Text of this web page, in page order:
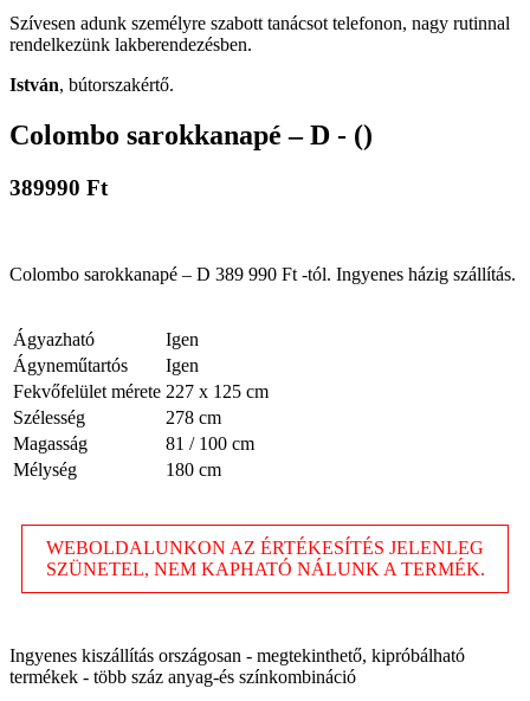
Szívesen adunk személyre szabott tanácsot telefonon, nagy rutinnal
rendelkezünk lakberendezésben.
István, bútorszakértő.
Colombo sarokkanapé – D - ()
389990 Ft
Colombo sarokkanapé – D 389 990 Ft -tól. Ingyenes házig szállítás.
Ágyazható
Igen
Ágyneműtartós
Igen
Fekvőfelület mérete 227 x 125 cm
Szélesség
278 cm
Magasság
81 / 100 cm
Mélység
180 cm
WEBOLDALUNKON AZ ÉRTÉKESÍTÉS JELENLEG
SZÜNETEL, NEM KAPHATÓ NÁLUNK A TERMÉK.
Ingyenes kiszállítás országosan - megtekinthető, kipróbálható
termékek - több száz anyag-és színkombináció